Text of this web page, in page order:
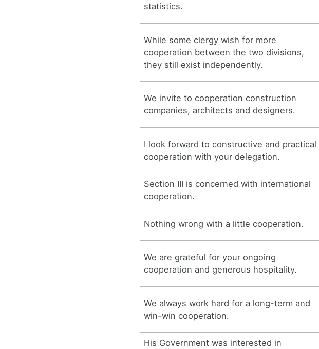
statistics.
While some clergy wish for more
cooperation between the two divisions,
they still exist independently.
We invite to cooperation construction
companies, architects and designers.
I look forward to constructive and practical
cooperation with your delegation.
Section III is concerned with international
cooperation.
Nothing wrong with a little cooperation.
We are grateful for your ongoing
cooperation and generous hospitality.
We always work hard for a long-term and
win-win cooperation.
His Government was interested in